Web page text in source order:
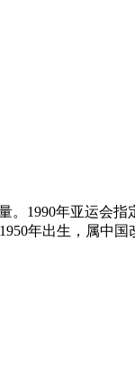
1990年亚运会指
年出生，属中